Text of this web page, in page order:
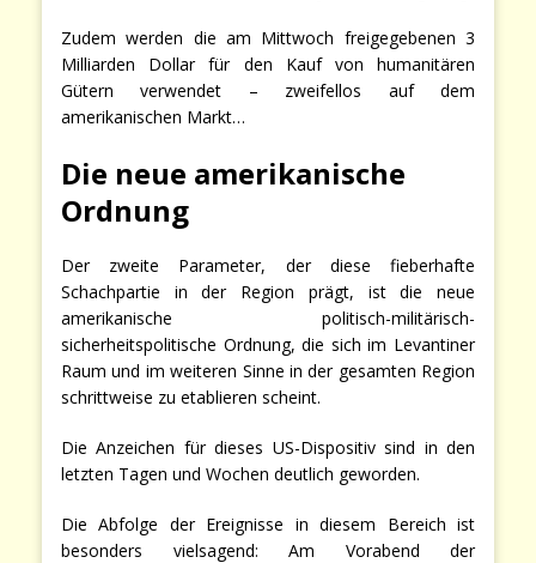
Zudem werden die am Mittwoch freigegebenen 3
Milliarden Dollar für den Kauf von humanitären
Gütern verwendet – zweifellos auf dem
amerikanischen Markt…
Die neue amerikanische
Ordnung
Der zweite Parameter, der diese fieberhafte
Schachpartie in der Region prägt, ist die neue
amerikanische politisch-militärisch-
sicherheitspolitische Ordnung, die sich im Levantiner
Raum und im weiteren Sinne in der gesamten Region
schrittweise zu etablieren scheint.
Die Anzeichen für dieses US-Dispositiv sind in den
letzten Tagen und Wochen deutlich geworden.
Die Abfolge der Ereignisse in diesem Bereich ist
besonders vielsagend: Am Vorabend der